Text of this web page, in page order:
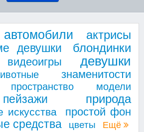
автомобили актрисы
девушки блондинки
видеоигры девушки
знаменитости
модели
пейзажи природа
искусства простой фон
средства цветы Ещё